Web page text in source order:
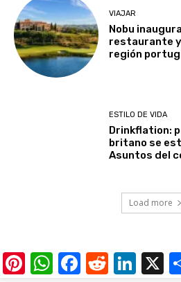
VIAJAR
Nobu
restaurante
región
ESTILO DE VIDA
Drinkflation:
britano se
Asuntos del
Load more
Pinterest
WhatsApp
Facebook
Reddit X